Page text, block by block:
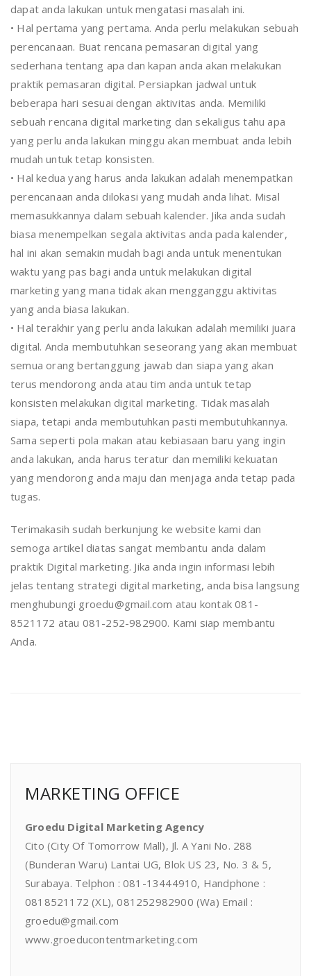
dapat anda lakukan untuk mengatasi masalah ini.
• Hal pertama yang pertama. Anda perlu melakukan sebuah
perencanaan. Buat rencana pemasaran digital yang
sederhana tentang apa dan kapan anda akan melakukan
praktik pemasaran digital. Persiapkan jadwal untuk
beberapa hari sesuai dengan aktivitas anda. Memiliki
sebuah rencana digital marketing dan sekaligus tahu apa
yang perlu anda lakukan minggu akan membuat anda lebih
mudah untuk tetap konsisten.
• Hal kedua yang harus anda lakukan adalah menempatkan
perencanaan anda dilokasi yang mudah anda lihat. Misal
memasukkannya dalam sebuah kalender. Jika anda sudah
biasa menempelkan segala aktivitas anda pada kalender,
hal ini akan semakin mudah bagi anda untuk menentukan
waktu yang pas bagi anda untuk melakukan digital
marketing yang mana tidak akan mengganggu aktivitas
yang anda biasa lakukan.
• Hal terakhir yang perlu anda lakukan adalah memiliki juara
digital. Anda membutuhkan seseorang yang akan membuat
semua orang bertanggung jawab dan siapa yang akan
terus mendorong anda atau tim anda untuk tetap
konsisten melakukan digital marketing. Tidak masalah
siapa, tetapi anda membutuhkan pasti membutuhkannya.
Sama seperti pola makan atau kebiasaan baru yang ingin
anda lakukan, anda harus teratur dan memiliki kekuatan
yang mendorong anda maju dan menjaga anda tetap pada
tugas.
Terimakasih sudah berkunjung ke website kami dan
semoga artikel diatas sangat membantu anda dalam
praktik Digital marketing. Jika anda ingin informasi lebih
jelas tentang strategi digital marketing, anda bisa langsung
menghubungi groedu@gmail.com atau kontak 081-
8521172 atau 081-252-982900. Kami siap membantu
Anda.
MARKETING OFFICE
Groedu Digital Marketing Agency
Cito (City Of Tomorrow Mall), Jl. A Yani No. 288
(Bunderan Waru) Lantai UG, Blok US 23, No. 3 & 5,
Surabaya. Telphon : 081-13444910, Handphone :
0818521172 (XL), 081252982900 (Wa) Email :
groedu@gmail.com
www.groeducontentmarketing.com